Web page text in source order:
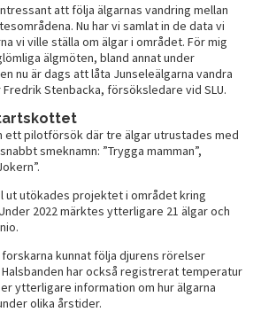
att följa älgarnas vandring mellan
Nu har vi samlat in de data vi
vi ville ställa om älgar i området. För mig
älgmöten, bland annat under
nu är dags att låta Junseleälgarna vandra
Stenbacka, försöksledare vid SLU.
ett pilotförsök där tre älgar utrustades med
smeknamn: ”Trygga mamman”,
ut utökades projektet i området kring
2022 märktes ytterligare 21 älgar och
forskarna kunnat följa djurens rörelser
har också registrerat temperatur
ytterligare information om hur älgarna
olika årstider.